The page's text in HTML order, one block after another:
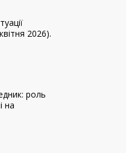
2026).
роль
на